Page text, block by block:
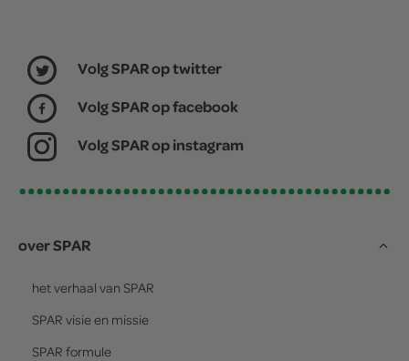
Volg SPAR op twitter
Volg SPAR op facebook
Volg SPAR op instagram
over SPAR
het verhaal van SPAR
SPAR visie en missie
SPAR formule